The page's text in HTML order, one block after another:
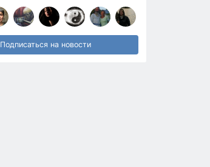
Подписаться на новости